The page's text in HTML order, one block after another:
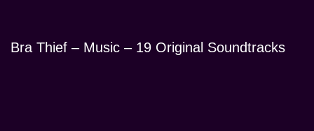
Bra Thief – Music – 19 Original Soundtracks